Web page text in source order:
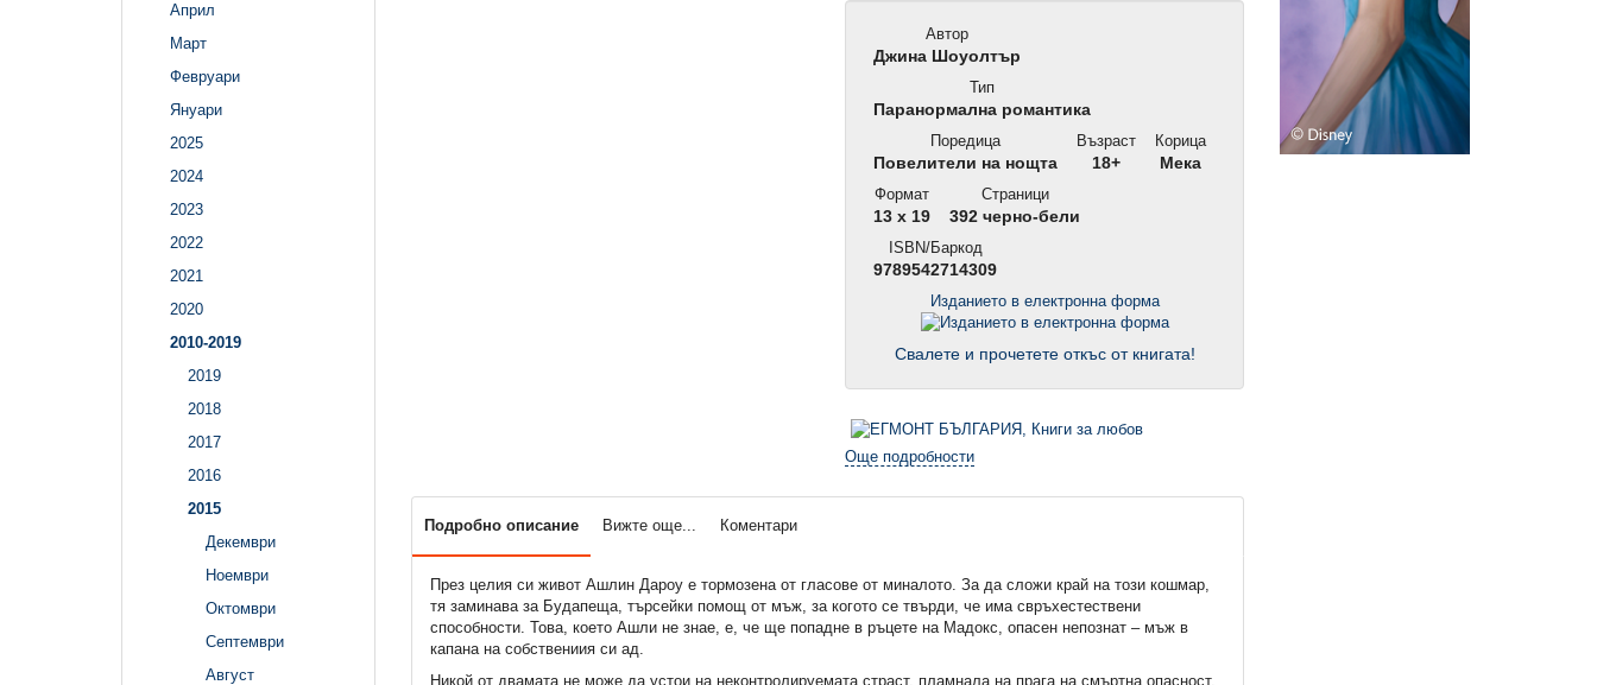
Април
Март
Февруари
Януари
2025
2024
2023
2022
2021
2020
2010-2019
2019
2018
2017
2016
2015
Декември
Ноември
Октомври
Септември
Август
Автор
Джина Шоуолтър
Тип
Паранормална романтика
Поредица
Повелители на нощта
Възраст
18+
Корица
Мека
Формат
13 x 19
Страници
392 черно-бели
ISBN/Баркод
9789542714309
Изданието в електронна форма
Свалете и прочетете откъс от книгата!
Още подробности
Подробно описание Вижте още... Коментари
През целия си живот Ашлин Дароу е тормозена от гласове от миналото. За да сложи край на този кошмар,
тя заминава за Будапеща, търсейки помощ от мъж, за когото се твърди, че има свръхестествени
способности. Това, което Ашли не знае, е, че ще попадне в ръцете на Мадокс, опасен непознат – мъж в
капана на собствениия си ад.
Никой от двамата не може да устои на неконтролируемата страст, пламнала на прага на смъртна опасност.